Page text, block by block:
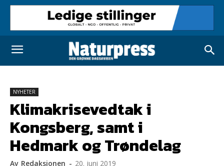
NYHETER
Klimakrisevedtak i
Kongsberg, samt i
Hedmark og Trøndelag
Av Redaksjonen - 20. juni 2019